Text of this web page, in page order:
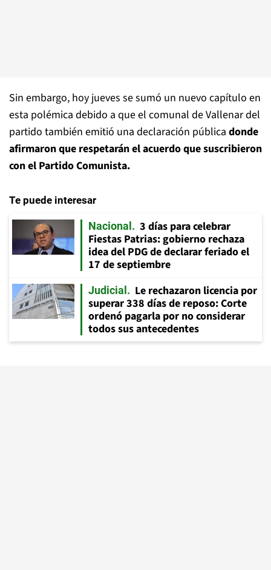
Sin embargo, hoy jueves se sumó un nuevo capítulo en
esta polémica debido a que el comunal de Vallenar del
partido también emitió una declaración pública donde
afirmaron que respetarán el acuerdo que suscribieron
con el Partido Comunista.
Te puede interesar
Nacional
3 días para celebrar
Fiestas Patrias: gobierno rechaza
idea del PDG de declarar feriado el
17 de septiembre
Judicial
Le rechazaron licencia por
superar 338 días de reposo: Corte
ordenó pagarla por no considerar
todos sus antecedentes